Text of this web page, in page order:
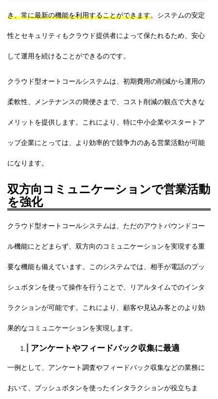
き、常に最新の機能を利用することができます。システムの安定
性とセキュリティもクラウド提供者によって保たれるため、安心
して運用を続けることができるのです。
クラウド型オートコールシステムは、初期費用の削減から運用の
柔軟性、メンテナンスの簡便さまで、コスト削減の観点で大きな
メリットを提供します。これにより、特に中小企業やスタートア
ップ企業にとっては、より効率的で競争力のある営業活動が可能
になります。
双方向コミュニケーションで営業活動
を強化
クラウド型オートコールシステムは、ただのアウトバウンドコー
ル機能にとどまらず、双方向のコミュニケーションを実現する重
要な機能も備えています。このシステムでは、相手が電話のプッ
シュボタンを使って操作を行うことで、リアルタイムでのインタ
ラクションが可能です。これにより、顧客や見込み客とのより効
果的なコミュニケーションを実現します。
アンケートやフィードバック収集に最適
一例として、アンケート調査やフィードバック収集などの業務に
おいて、プッシュボタンを使ったインタラクションが役立ちま